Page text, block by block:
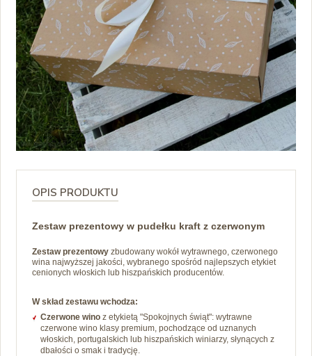
OPIS PRODUKTU
Zestaw prezentowy w pudełku kraft z czerwonym
Zestaw prezentowy zbudowany wokół wytrawnego, czerwonego
wina najwyższej jakości, wybranego spośród najlepszych etykiet
cenionych włoskich lub hiszpańskich producentów.
W skład zestawu wchodza:
Czerwone wino z etykietą "Spokojnych świąt": wytrawne
czerwone wino klasy premium, pochodzące od uznanych
włoskich, portugalskich lub hiszpańskich winiarzy, słynących z
dbałości o smak i tradycję.